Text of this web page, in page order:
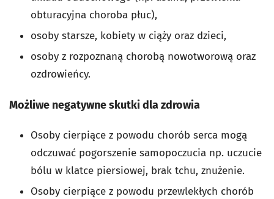
obturacyjna choroba płuc),
osoby starsze, kobiety w ciąży oraz dzieci,
osoby z rozpoznaną chorobą nowotworową oraz
ozdrowieńcy.
Możliwe negatywne skutki dla zdrowia
Osoby cierpiące z powodu chorób serca mogą
odczuwać pogorszenie samopoczucia np. uczucie
bólu w klatce piersiowej, brak tchu, znużenie.
Osoby cierpiące z powodu przewlekłych chorób